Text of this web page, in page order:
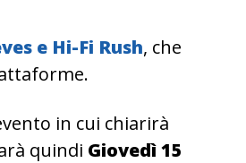
e Hi-Fi Rush, che
in cui chiarirà
quindi Giovedì15